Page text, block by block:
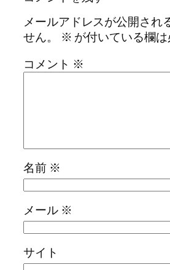
メールアドレスが公開され
せん。
※ が付いている欄
コメント ※
名前 ※
メール ※
サイト